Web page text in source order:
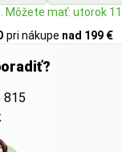
. Môžete mať: utorok
pri nákupe nad 199 €
815